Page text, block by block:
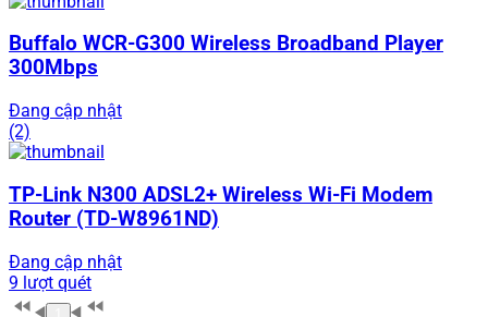
Buffalo WCR-G300 Wireless Broadband Player
300Mbps
Đang cập nhật
(2)
TP-Link N300 ADSL2+ Wireless Wi-Fi Modem
Router (TD-W8961ND)
Đang cập nhật
9 lượt quét